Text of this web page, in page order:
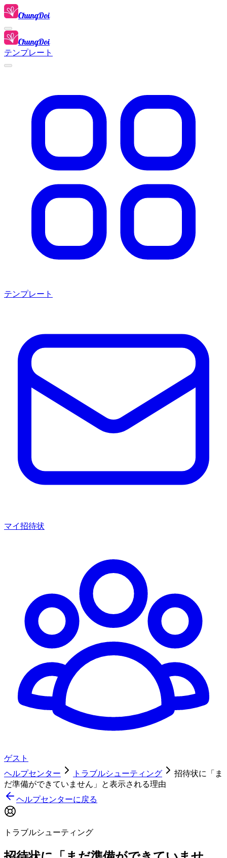
ChungDoi
ChungDoi
テンプレート
テンプレート
マイ招待状
ゲスト
ヘルプセンター
トラブルシューティング
招待状に「ま
だ準備ができていません」と表示される理由
ヘルプセンターに戻る
トラブルシューティング